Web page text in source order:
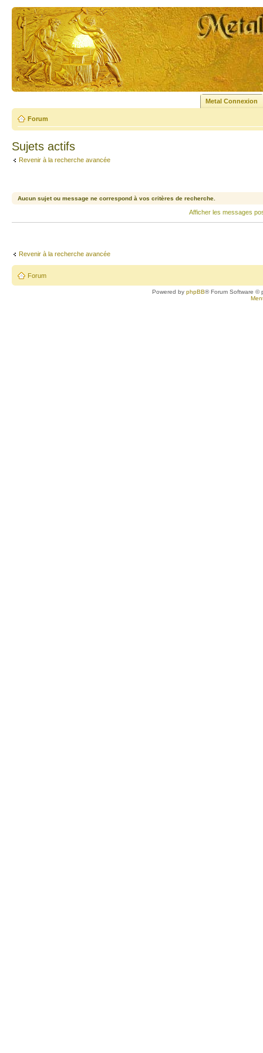
Metal Connexion
Forum
Sujets actifs
Revenir à la recherche avancée
Aucun sujet ou message ne correspond à vos critères de recherche.
Afficher les messages
Revenir à la recherche avancée
Forum
Powered byphpBB® Forum Software ©